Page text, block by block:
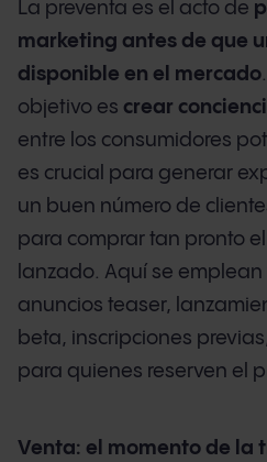
La preventa es el acto de
marketing antes de que
disponible en el mercado
objetivo es crear
entre los consumidores
es crucial para generar
un buen número de
para comprar tan pronto
lanzado. Aquí se
anuncios teaser,
beta, inscripciones
para quienes reserven el
Venta: el momento de la